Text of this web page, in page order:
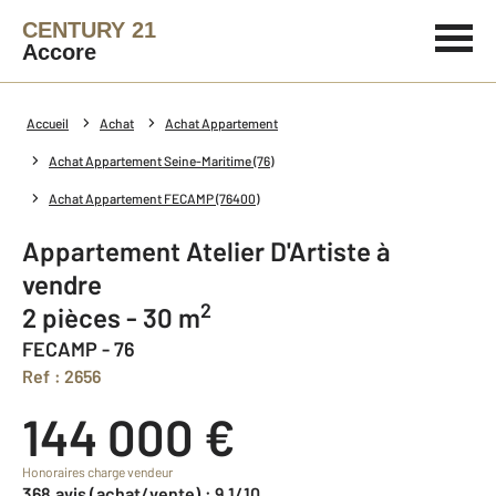
CENTURY 21
Accore
Accueil Achat Achat Appartement
Achat Appartement Seine-Maritime (76)
Achat Appartement FECAMP (76400)
Appartement Atelier D'Artiste à
vendre
2 pièces - 30 m2
FECAMP - 76
Ref : 2656
144 000 €
Honoraires charge vendeur